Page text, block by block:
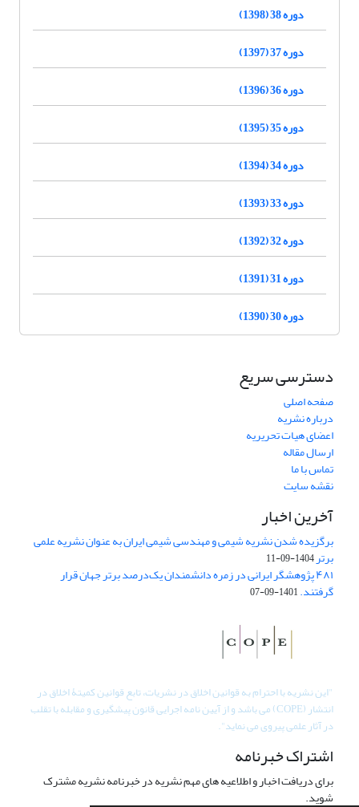
دوره 38 (1398)
دوره 37 (1397)
دوره 36 (1396)
دوره 35 (1395)
دوره 34 (1394)
دوره 33 (1393)
دوره 32 (1392)
دوره 31 (1391)
دوره 30 (1390)
دسترسی سریع
صفحه اصلی
درباره نشریه
اعضای هیات تحریریه
ارسال مقاله
تماس با ما
نقشه سایت
آخرین اخبار
برگزیده شدن نشریه شیمی و مهندسی شیمی ایران به عنوان نشریه علمی
برتر1404-09-11
۴۸۱ پژوهشگر ایرانی در زمره دانشمندان یک‌درصد برتر جهان قرار
گرفتند.1401-09-07
"این نشریه با احترام به قوانین اخلاق در نشریات، تابع قوانین کمیتۀ اخلاق در
انتشار (COPE) می باشد و از آیین نامه اجرایی قانون پیشگیری و مقابله با تقلب
در آثار علمی پیروی می نماید".
اشتراک خبرنامه
برای دریافت اخبار و اطلاعیه های مهم نشریه در خبرنامه نشریه مشترک
شوید.